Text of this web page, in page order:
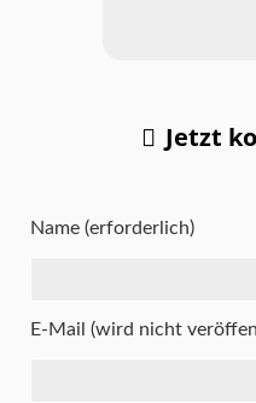
Jetzt
Name (erforderlich)
E-Mail (wird nicht